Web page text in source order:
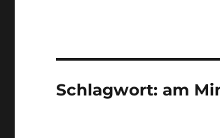
Schlagwort:am